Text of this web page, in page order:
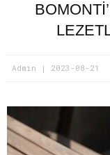
Admin 2023-08-21